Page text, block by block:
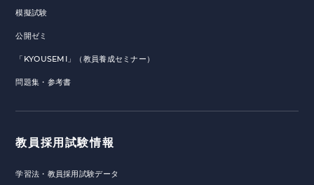
模擬試験
公開ゼミ
「KYOUSEMI」（教員養成セミナー）
問題集・参考書
教員採用試験情報
学習法・教員採用試験データ